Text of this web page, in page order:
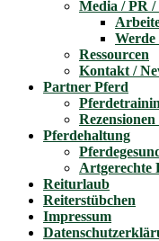
Media / PR /
Werde
Ressourcen
Kontakt /
Partner Pferd
Pferdehaltung
Artgerechte
Reiturlaub
Reiterstübchen
Impressum